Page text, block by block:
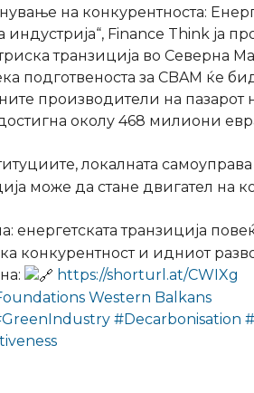
на конкурентноста:
Finance Think ја
транзиција во Северна
подготвеноста за CBAM ќе
производители на пазарот
околу 468 милиони
локалната
може да стане двигател на
енергетската транзиција
конкурентност и идниот
https://shorturl.at/CWIXg
Western Balkans
#Decarbonisation